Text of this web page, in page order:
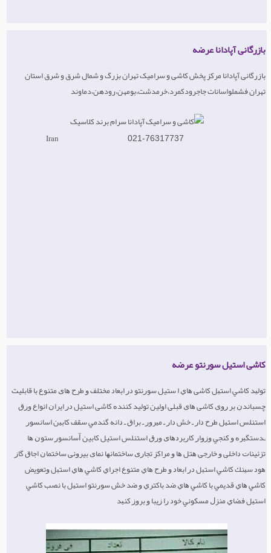
بازرگانی آپادانا عرضه
بازرگانی آپادانا مرکز پخش کاشی و سرامیک تهران بزرگ و شمال شرق و شرق استان
تهران فشملواسانات جاجرودکمرد،خرمدشت،بومهن،رودهن،دماوند
Iran 021-76317737
کاشی استیل سورنتو عرضه
ﺗﻮﻟﻴﺪ ﻛﺎﺷﻲ ﺍﺳﺘﻴﻞ ﮐﺎﺷﯽ ﻫﺎﻱ ﺍ ﺳﺘﯿﻞ ﺳﻮﺭﻧﺘﻮ ﺩﺭ ﺍﺑﻌﺎﺩ ﻣﺨﺘﻠﻒ ﻭ ﻃﺮﺡ ﻫﺎﯼ ﻣﺘﻨﻮﻉ ﺑﺎ ﻗﺎﺑﻠﯿﺖ
ﭼﺴﺒﺎﻧﺪﻥ ﺑﺮ ﺭﻭﯼ ﮐﺎﺷﯽ ﻫﺎﯼ ﻗﺒﻠﯽ ﺍﻭﻟﯿﻦ ﺗﻮﻟﯿﺪ ﮐﻨﻨﺪﻩ ﮐﺎﺷﯽ ﺍﺳﺘﯿﻞ ﺩﺭ ﺍﯾﺮﺍﻥ ﺍﻧﻮﺍﻉ ﻭﺭﻕ
ﺍﺳﺘﻨﻠﺲ ﺍﺳﺘﻴﻞ ﻃﺮﺡ ﺩﺍﺭ ـ ﺧﺶ ﺩﺍﺭ ـ ﻣﻴﺮﻭﺭ ـ ﺑﺮﺍﻕ ـ ﺩﺍﻧﻪ ﮔﻨﺪﻣﻲ ﺳﻘﻒ ﻛﺎﺑﻴﻦ ﺍﺳﺎﻧﺴﻮﺭ
ـﺪﺳﺘﮕﻴﺮﻩ ﻭ ﻛﻨﺠﻲ ﻭﺯﻭﺍﺭ ﮐﺎﺭﺑﺮﺩﻫﺎﯼ ﻭﺭﻕ ﺍﺳﺘﻨﻠﺲ ﺍﺳﺘﯿﻞ ﮐﺎﺑﯿﻦ ﺁﺳﺎﻧﺴﻮﺭ ﺳﺘﻮﻥ ﻫﺎ
ﺗﺰﺋﯿﻨﺎﺕ ﺩﺍﺧﻠﯽ ﻭ ﺧﺎﺭﺟﯽ ﻫﺘﻞ ﻫﺎ ﻭ ﻣﺮﺍﮐﺰ ﺗﺠﺎﺭﯼ ﺳﺎﺧﺘﻤﺎﻧﻬﺎ ﻧﻤﺎﯼ ﺑﯿﺮﻭﻧﯽ ﺳﺎﺧﺘﻤﺎﻥ ﺍﺟﺎﻕ ﮔﺎﺯ
ﻫﻮﺩ ﺳﻴﻨﻚ ﻛﺎﺷﻲ ﺍﺳﺘﻴﻞ ﺩﺭ ﺍﺑﻌﺎﺩ ﻭ ﻃﺮﺡ ﻫﺎﻱ ﻣﺘﻨﻮﻉ ﺍﺟﺮﺍﻱ ﻛﺎﺷﻲ ﻫﺎﻱ ﺍﺳﺘﻴﻞ ﻭﺗﻌﻮﻳﺾ
ﻛﺎﺷﻲ ﻫﺎﻱ ﻗﺪﻳﻤﻲ ﺑﺎ ﻛﺎﺷﻲ ﻫﺎﻱ ﺿﺪ ﺑﺎﻛﺘﺮﻱ ﻭ ﺿﺪ ﺧﺶ ﺳﻮﺭﻧﺘﻮ ﺍﺳﺘﻴﻞ ﺑﺎ ﻧﺼﺐ ﻛﺎﺷﻲ
ﺍﺳﺘﻴﻞ ﻓﻀﺎﻱ ﻣﻨﺰﻝ ﻣﺴﻜﻮﻧﻲ ﺧﻮﺩ ﺭﺍ ﺯﻳﺒﺎ ﻭ ﺑﺮﻭﺯ ﻛﻨﻴﺪ